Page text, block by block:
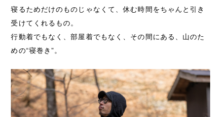
寝るためだけのものじゃなくて、休む時間をちゃんと引き
受けてくれるもの。
行動着でもなく、部屋着でもなく、その間にある、山のた
めの“寝巻き”。